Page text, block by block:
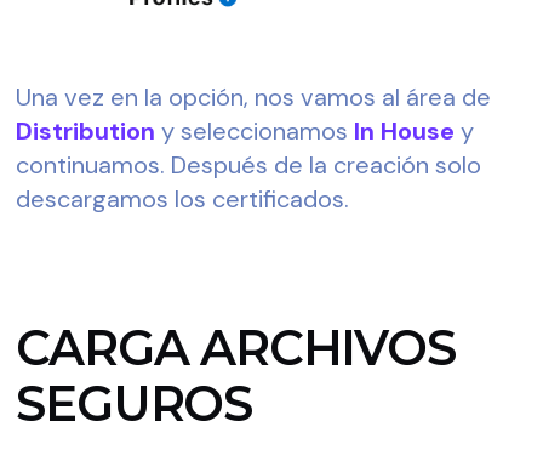
Una vez en la opción, nos vamos al área de
Distribution y seleccionamos In House y
continuamos. Después de la creación solo
descargamos los certificados.
CARGA ARCHIVOS
SEGUROS